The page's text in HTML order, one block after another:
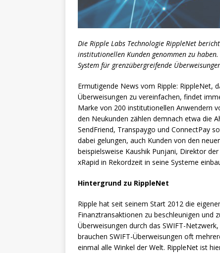
Die Ripple Labs Technologie RippleNet
institutionellen Kunden genommen zu
System für grenzübergreifende
Ermutigende News vom Ripple: RippleNet,
Überweisungen zu vereinfachen, findet
Marke von 200 institutionellen Anwendern
den Neukunden zählen demnach etwa die
SendFriend, Transpaygo und ConnectPay
dabei gelungen, auch Kunden von den
beispielsweise Kaushik Punjani, Direktor
xRapid in Rekordzeit in seine Systeme
Hintergrund zu RippleNet
Ripple hat seit seinem Start 2012 die
Finanztransaktionen zu beschleunigen und
Überweisungen durch das SWIFT-
brauchen SWIFT-Überweisungen oft
einmal alle Winkel der Welt. RippleNet ist